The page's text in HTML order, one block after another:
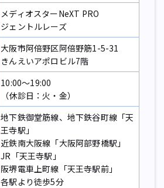
メディオスターNeXT PRO
ジェントルレーズ
大阪市阿倍野区阿倍野筋1-5-31
きんえいアポロビル7階
10:00～19:00
（休診日：火・金）
地下鉄御堂筋線、地下鉄谷町線「天
王寺駅」
近鉄南大阪線「大阪阿部野橋駅」
JR「天王寺駅」
阪堺電車上町線「天王寺駅前」
各駅より徒歩5分